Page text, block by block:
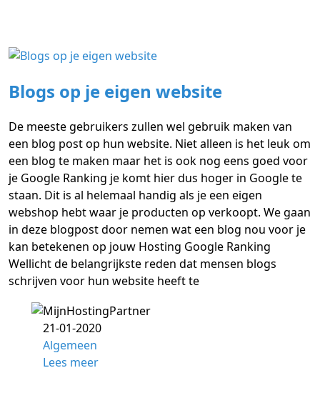
Blogs op je eigen website
De meeste gebruikers zullen wel gebruik maken van
een blog post op hun website. Niet alleen is het leuk om
een blog te maken maar het is ook nog eens goed voor
je Google Ranking je komt hier dus hoger in Google te
staan. Dit is al helemaal handig als je een eigen
webshop hebt waar je producten op verkoopt. We gaan
in deze blogpost door nemen wat een blog nou voor je
kan betekenen op jouw Hosting Google Ranking
Wellicht de belangrijkste reden dat mensen blogs
schrijven voor hun website heeft te
21-01-2020
Algemeen
Lees meer